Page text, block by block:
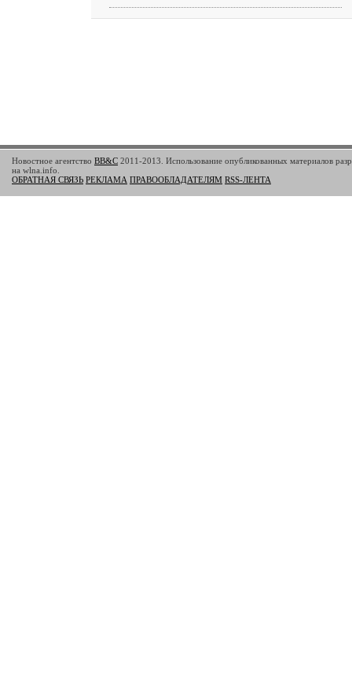
Новостное агентство BB&C 2011-2013. Использование опубликованных материалов
на wlna.info.
ОБРАТНАЯ СВЯЗЬ РЕКЛАМА ПРАВООБЛАДАТЕЛЯМ RSS-ЛЕНТА